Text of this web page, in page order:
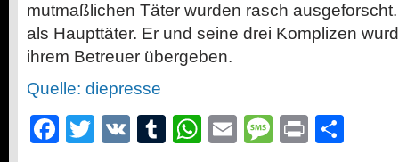
mutmaßlichen Täter wurden rasch
als Haupttäter. Er und seine drei Komplizen
ihrem Betreuer übergeben.
Quelle: diepresse
Facebook
Twitter
VK Tumblr
WhatsApp
EmailMessage
Print